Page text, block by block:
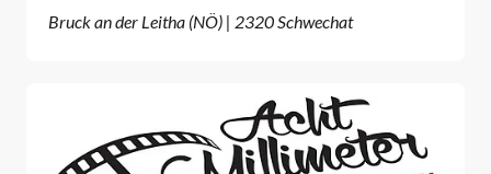
Bruck an der Leitha (NÖ) | 2320 Schwechat